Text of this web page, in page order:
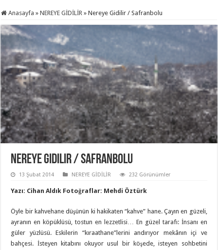
Anasayfa » NEREYE GİDİLİR » Nereye Gidilir / Safranbolu
Nereye Gidilir / Safranbolu
13 Şubat 2014 NEREYE GİDİLİR 232 Görünümler
Yazı: Cihan Aldık Fotoğraflar: Mehdi Öztürk
Öyle bir kahvehane düşünün ki hakikaten “kahve” hane. Çayın en güzeli,
ayranın en köpüklüsü, tostun en lezzetlisi… En güzel tarafı: İnsanı en
güler yüzlüsü. Eskilerin “kıraathane”lerini andırıyor mekânın içi ve
bahçesi. İsteyen kitabını okuyor usul bir köşede, isteyen sohbetini